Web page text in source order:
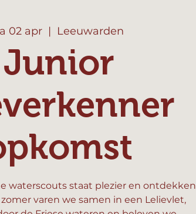
02 apr
  |
Leeuwarden
Junior
waterscouts staat plezier en ontdekken
varen we samen in een Lelievlet,